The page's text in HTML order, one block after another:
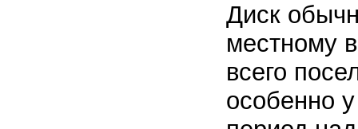
Диск
местному
всего
особенно